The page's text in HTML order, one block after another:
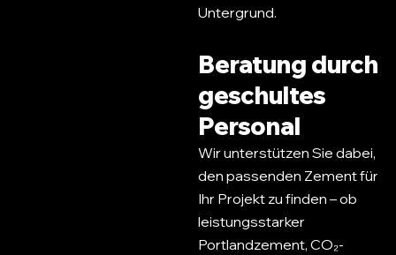
Untergrund.
Beratung durch
geschultes
Personal
Wir unterstützen Sie dabei,
den passenden Zement für
Ihr Projekt zu finden – ob
leistungsstarker
Portlandzement, CO₂-